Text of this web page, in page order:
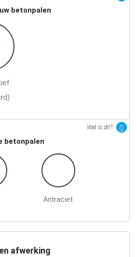
betonpalen
Wat is dit?
betonpalen
Antraciet
afwerking